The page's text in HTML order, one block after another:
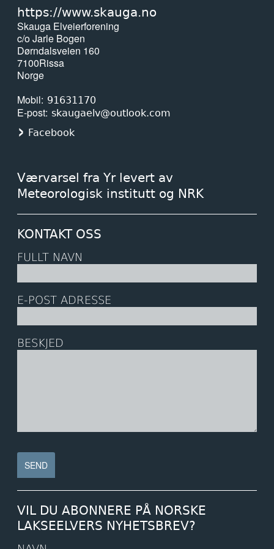
https://www.skauga.no
Skauga Elveierforening
c/o Jarle Bogen
Dørndalsveien 160
7100Rissa
Norge
Mobil
91631170
E-post skaugaelv@outlook.com
Facebook
Værvarsel fra Yr levert av
Meteorologisk institutt og NRK
KONTAKT OSS
FULLT NAVN
E-POST ADRESSE
BESKJED
VIL DU ABONNERE PÅ NORSKE
LAKSEELVERS NYHETSBREV?